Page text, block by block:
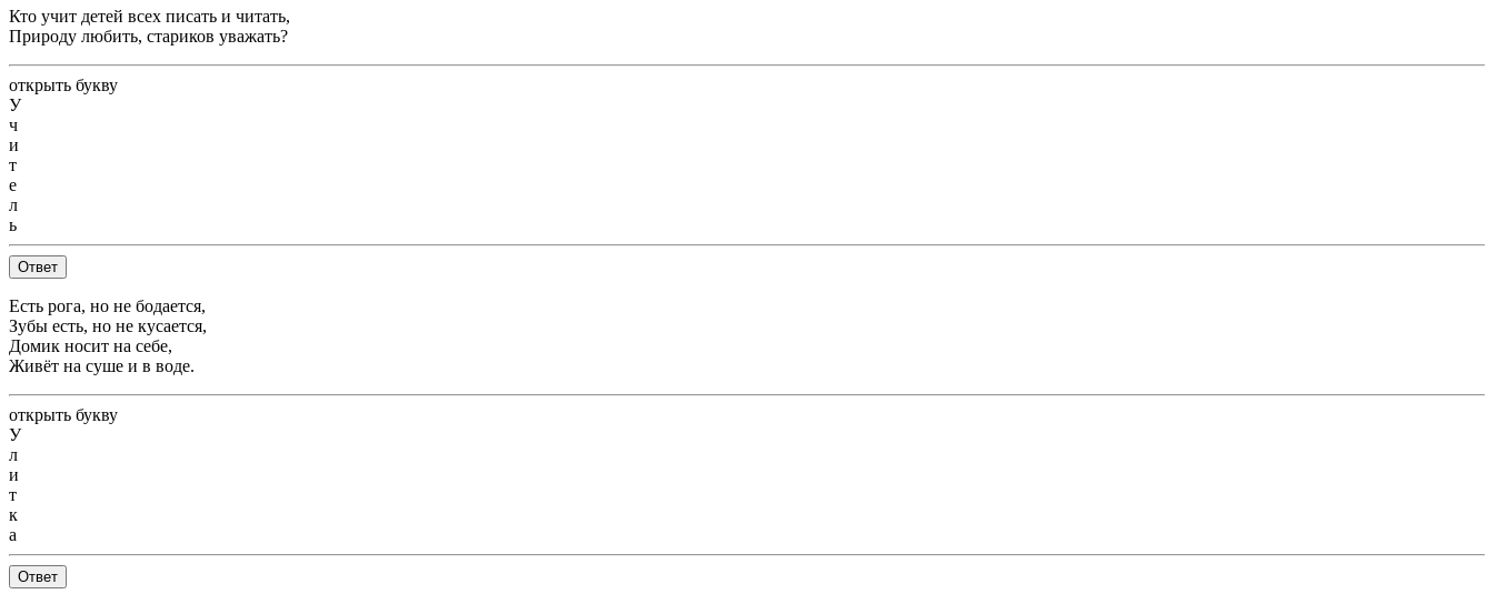
Кто учит детей всех писать и читать,
Природу любить, стариков уважать?
открыть букву
У
ч
и
т
е
л
ь
Ответ
Есть рога, но не бодается,
Зубы есть, но не кусается,
Домик носит на себе,
Живёт на суше и в воде.
открыть букву
У
л
и
т
к
а
Ответ